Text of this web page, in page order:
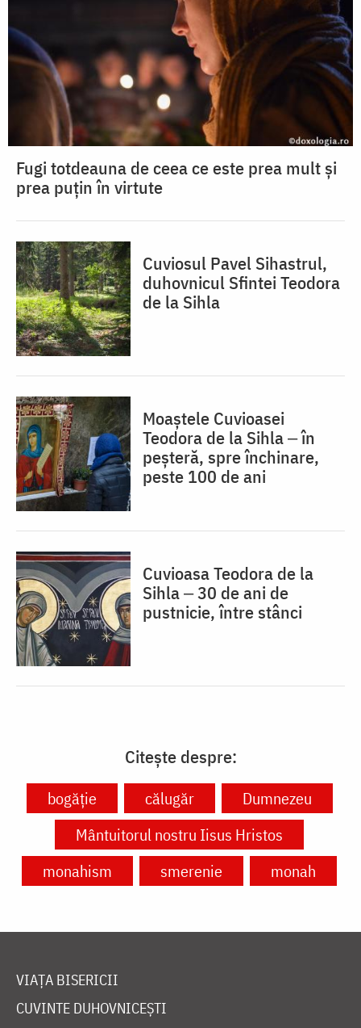
Fugi totdeauna de ceea ce este prea mult și
prea puțin în virtute
Cuviosul Pavel Sihastrul,
duhovnicul Sfintei Teodora
de la Sihla
Moaștele Cuvioasei
Teodora de la Sihla ‒ în
peșteră, spre închinare,
peste 100 de ani
Cuvioasa Teodora de la
Sihla ‒ 30 de ani de
pustnicie, între stânci
Citește despre:
bogăție călugăr
Dumnezeu
Mântuitorul nostru Iisus Hristos
monahism
smerenie monah
VIAȚA BISERICII
CUVINTE DUHOVNICEȘTI